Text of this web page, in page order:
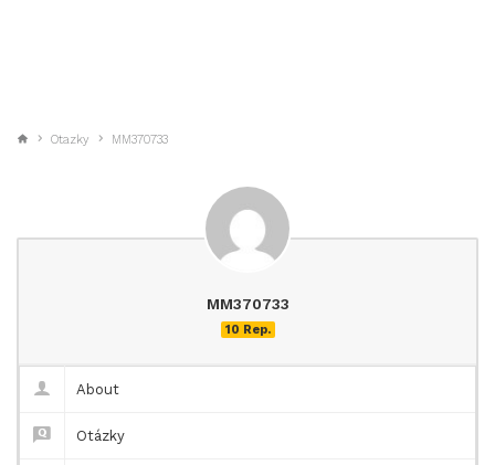
Otazky MM370733
MM370733
10 Rep.
About
Otázky